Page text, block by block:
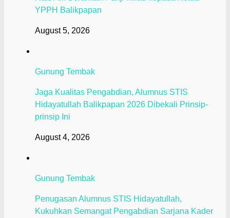
YPPH Balikpapan
August 5, 2026
Gunung Tembak
Jaga Kualitas Pengabdian, Alumnus STIS
Hidayatullah Balikpapan 2026 Dibekali Prinsip-
prinsip Ini
August 4, 2026
Gunung Tembak
Penugasan Alumnus STIS Hidayatullah,
Kukuhkan Semangat Pengabdian Sarjana Kader